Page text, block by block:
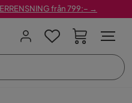
från 799:– →